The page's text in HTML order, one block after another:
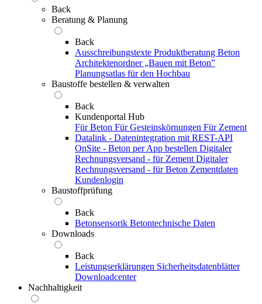
Back
Beratung & Planung
Back
Ausschreibungstexte Produktberatung Beton
Architektenordner „Bauen mit Beton”
Planungsatlas für den Hochbau
Baustoffe bestellen & verwalten
Back
Kundenportal Hub
Für Beton Für Gesteinskörnungen Für Zement
Datalink - Datenintegration mit REST-API
OnSite - Beton per App bestellen Digitaler
Rechnungsversand - für Zement Digitaler
Rechnungsversand - für Beton Zementdaten
Kundenlogin
Baustoffprüfung
Back
Betonsensorik Betontechnische Daten
Downloads
Back
Leistungserklärungen Sicherheitsdatenblätter
Downloadcenter
Nachhaltigkeit